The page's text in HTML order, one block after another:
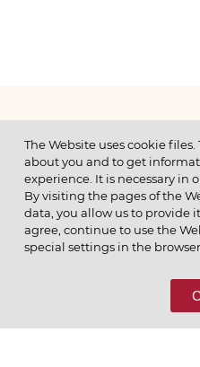
МЕНЮ
© 2026 ОАО
ПОЗВОНИТЕ НАМ
8 (800) 333-65-66
The Website uses cookie
about you and to get
experience. It is necessary in
By visiting the pages of the
data, you allow us to provide
agree, continue to use the
special settings in the